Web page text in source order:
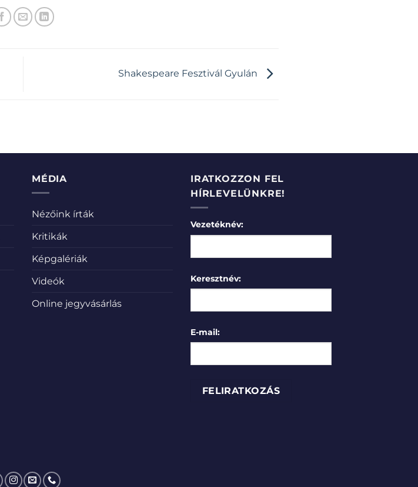
Shakespeare Fesztivál Gyulán
MÉDIA
Nézőink írták
Kritikák
Képgalériák
Videók
Online jegyvásárlás
IRATKOZZON FEL
HÍRLEVELÜNKRE!
Vezetéknév:
Keresztnév:
E-mail: